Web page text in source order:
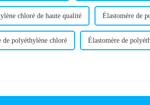
chloré de haute qualité Élastomère de
de polyéthylène chloré Élastomère de